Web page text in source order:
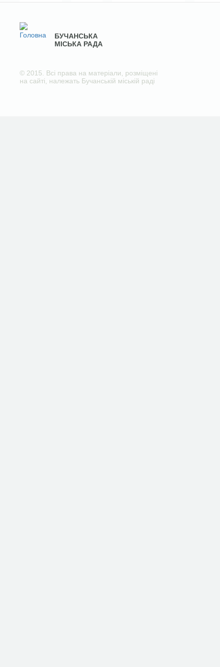
БУЧАНСЬКА
МІСЬКА РАДА
© 2015. Всі права на матеріали, розміщені
на сайті, належать Бучанській міській раді